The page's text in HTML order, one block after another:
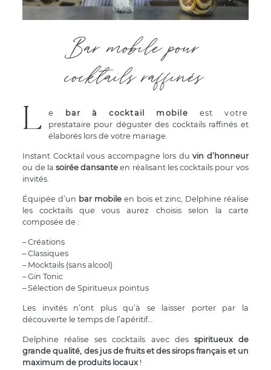
Bar mobile pour
cocktails raffinés
L e bar à cocktail mobile est votre
prestataire pour déguster des cocktails raffinés et
élaborés lors de votre mariage.
Instant Cocktail vous accompagne lors duvin d’honneur
ou de lasoirée dansante en réalisant les cocktails pour vos
invités.
Équipée d’un bar mobile en bois et zinc, Delphine réalise
les cocktails que vous aurez choisis selon la carte
composée de :
– Créations
– Classiques
– Mocktails (sans alcool)
– Gin Tonic
– Sélection de Spiritueux pointus
Les invités n’ont plus qu’à se laisser porter par la
découverte le temps de l’apéritif…
Delphine réalise ses cocktails avec des spiritueux de
grande qualité, des jus de fruits et des sirops français et un
maximum de produits locaux !